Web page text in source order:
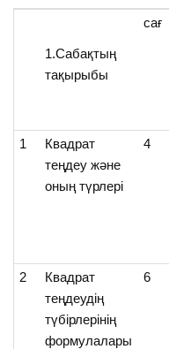
1.Сабақтың
тақырыбы
сағ
1
Квадрат
теңдеу және
оның түрлері
4
2
Квадрат
теңдеудің
түбірлерінің
формулалары
6